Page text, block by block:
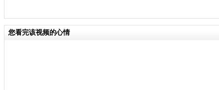
您看完该视频的心情